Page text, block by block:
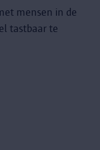
mensen in de
tastbaar te